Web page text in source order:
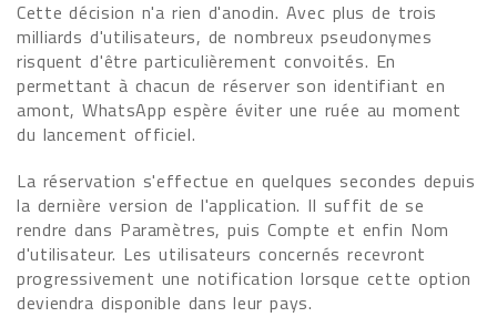
Cette décision n'a rien d'anodin. Avec plus de trois
milliards d'utilisateurs, de nombreux pseudonymes
risquent d'être particulièrement convoités. En
permettant à chacun de réserver son identifiant en
amont, WhatsApp espère éviter une ruée au moment
du lancement officiel.
La réservation s'effectue en quelques secondes depuis
la dernière version de l'application. Il suffit de se
rendre dans Paramètres, puis Compte et enfin Nom
d'utilisateur. Les utilisateurs concernés recevront
progressivement une notification lorsque cette option
deviendra disponible dans leur pays.